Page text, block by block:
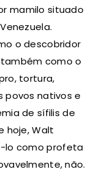
mamilo situado
o descobridor
como o
tortura,
povos nativos e
de sífilis de
hoje, Walt
lo como profeta
não.